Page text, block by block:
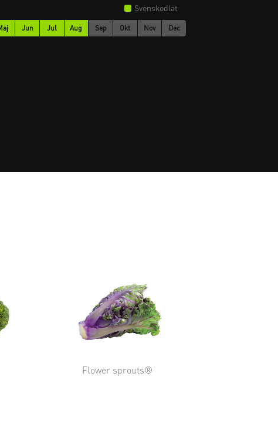
Svenskodlat
Jun Jul Aug Sep Okt Nov Dec
Flower sprouts®